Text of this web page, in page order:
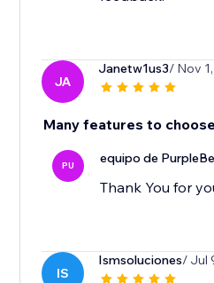
JA
Janetw1us3/ Nov
Many features to
PU equipo de
Thank You for
IS
Ismsoluciones/ Jul